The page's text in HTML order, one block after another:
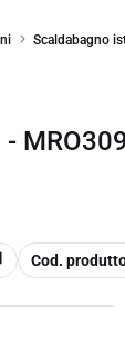
Scaldabagno
-
copia
Cod.